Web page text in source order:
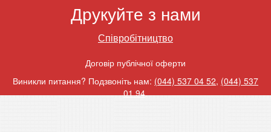
Друкуйте з нами
Співробітництво
Договір публічної оферти
Виникли питання? Подзвоніть нам: (044) 537 04 52, (044) 537
01 94.